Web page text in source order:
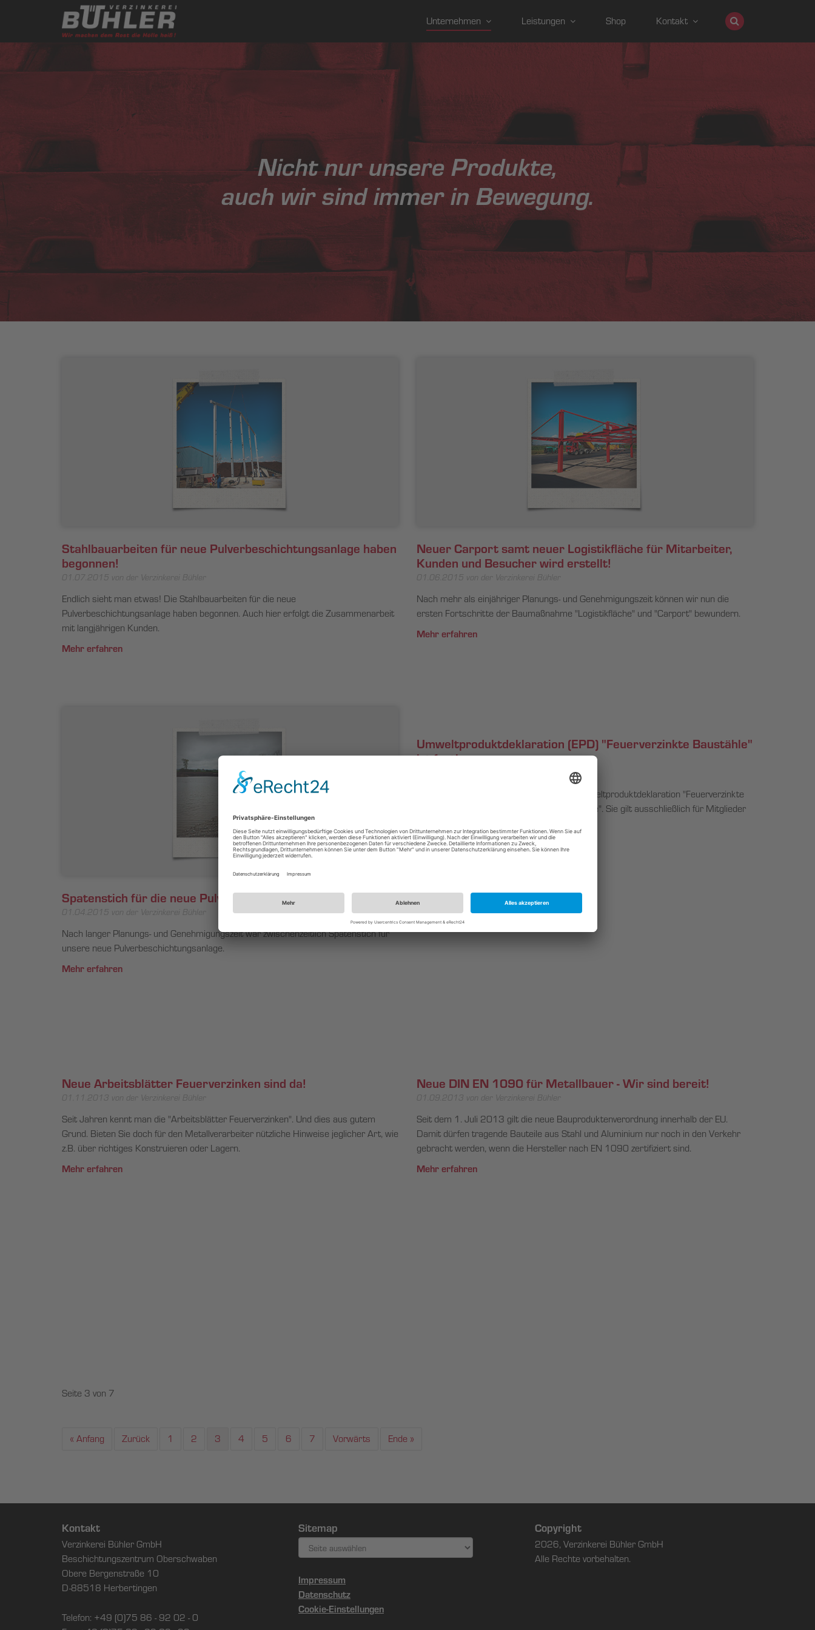
Unternehmen Leistungen Shop Kontakt
Nicht nur unsere Produkte,
auch wir sind immer in Bewegung.
Stahlbauarbeiten für neue Pulverbeschichtungsanlage haben
begonnen!
01.07.2015 von der Verzinkerei Bühler
Endlich sieht man etwas! Die Stahlbauarbeiten für die neue
Pulverbeschichtungsanlage haben begonnen. Auch hier erfolgt die Zusammenarbeit
mit langjährigen Kunden.
Mehr erfahren
Neuer Carport samt neuer Logistikfläche für Mitarbeiter,
Kunden und Besucher wird erstellt!
01.06.2015 von der Verzinkerei Bühler
Nach mehr als einjähriger Planungs- und Genehmigungszeit können wir nun die
ersten Fortschritte der Baumaßnahme "Logistikfläche" und "Carport" bewundern.
Mehr erfahren
Spatenstich für die neue Pulverbeschichtungsanlage!
01.04.2015 von der Verzinkerei Bühler
Nach langer Planungs- und Genehmigungszeit war zwischenzeitlich Spatenstich für
unsere neue Pulverbeschichtungsanlage.
Mehr erfahren
Umweltproduktdeklaration (EPD) "Feuerverzinkte Baustähle"
ist fertig
Seit dem 24. Oktober 2013 gibt es die Umweltproduktdeklaration "Feuerverzinkte
Baustähle: Offene Walzprofile und Grobbleche". Sie gilt ausschließlich für Mitglieder
Mehr erfahren
Neue Arbeitsblätter Feuerverzinken sind da!
01.11.2013 von der Verzinkerei Bühler
Seit Jahren kennt man die "Arbeitsblätter Feuerverzinken". Und dies aus gutem
Grund. Bieten Sie doch für den Metallverarbeiter nützliche Hinweise jeglicher Art, wie
z.B. über richtiges Konstruieren oder Lagern.
Mehr erfahren
Neue DIN EN 1090 für Metallbauer - Wir sind bereit!
01.09.2013 von der Verzinkerei Bühler
Seit dem 1. Juli 2013 gilt die neue Bauproduktenverordnung innerhalb der EU.
Damit dürfen tragende Bauteile aus Stahl und Aluminium nur noch in den Verkehr
gebracht werden, wenn die Hersteller nach EN 1090 zertifiziert sind.
Mehr erfahren
Seite 3 von 7
« Anfang Zurück 1 2 3 4 5 6 7 Vorwärts Ende »
Kontakt
Verzinkerei Bühler GmbH
Beschichtungszentrum Oberschwaben
Obere Bergenstraße 10
D-88518 Herbertingen
Telefon: +49 (0)75 86 - 92 02 - 0
Sitemap
Impressum
Datenschutz
Cookie-Einstellungen
Copyright
2026, Verzinkerei Bühler GmbH
Alle Rechte vorbehalten.